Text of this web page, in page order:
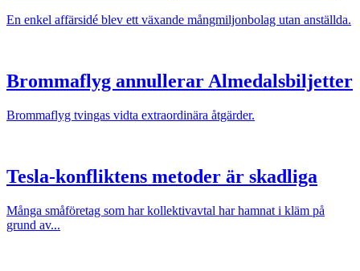
En enkel affärsidé blev ett växande mångmiljonbolag utan anställda.
Brommaflyg annullerar Almedalsbiljetter
Brommaflyg tvingas vidta extraordinära åtgärder.
Tesla-konfliktens metoder är skadliga
Många småföretag som har kollektivavtal har hamnat i kläm på
grund av...